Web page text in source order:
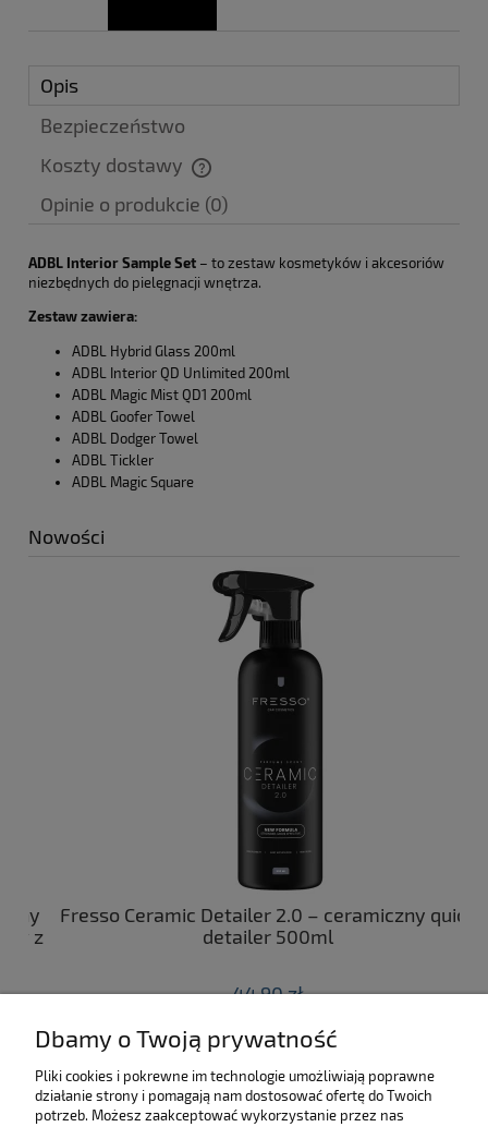
Opis
Bezpieczeństwo
Koszty dostawy
Cena nie zawiera ewentualnych kosztów płatności
Opinie o produkcie (0)
ADBL Interior Sample Set – to zestaw kosmetyków i akcesoriów
niezbędnych do pielęgnacji wnętrza.
Zestaw zawiera:
ADBL Hybrid Glass 200ml
ADBL Interior QD Unlimited 200ml
ADBL Magic Mist QD1 200ml
ADBL Goofer Towel
ADBL Dodger Towel
ADBL Tickler
ADBL Magic Square
Nowości
Fresso Ceramic Detailer 2.0 – ceramiczny quick
detailer 500ml
44,90 zł
do koszyka
SKLEP
Dbamy o Twoją prywatność
Pliki cookies i pokrewne im technologie umożliwiają poprawne
działanie strony i pomagają nam dostosować ofertę do Twoich
potrzeb. Możesz zaakceptować wykorzystanie przez nas